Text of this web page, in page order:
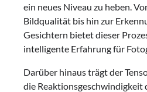
ein neues Niveau zu heben.
Bildqualität bis hin zur
Gesichtern bietet dieser
intelligente Erfahrung für
Darüber hinaus trägt der
die Reaktionsgeschwindigkeit